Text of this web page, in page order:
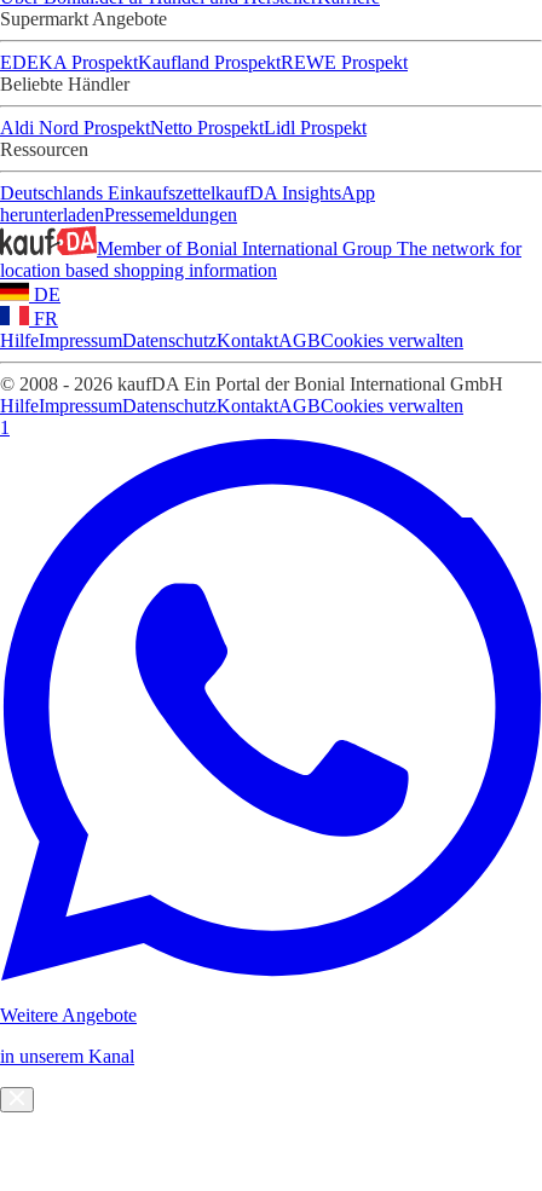
Supermarkt Angebote
EDEKA ProspektKaufland ProspektREWE Prospekt
Beliebte Händler
Aldi Nord ProspektNetto ProspektLidl Prospekt
Ressourcen
Deutschlands EinkaufszettelkaufDA InsightsApp
herunterladenPressemeldungen
Member of Bonial International Group The network for
location based shopping information
DE
FR
HilfeImpressumDatenschutzKontaktAGBCookies verwalten
© 2008 - 2026 kaufDA Ein Portal der Bonial International GmbH
HilfeImpressumDatenschutzKontaktAGBCookies verwalten
1
Weitere Angebote
in unserem Kanal